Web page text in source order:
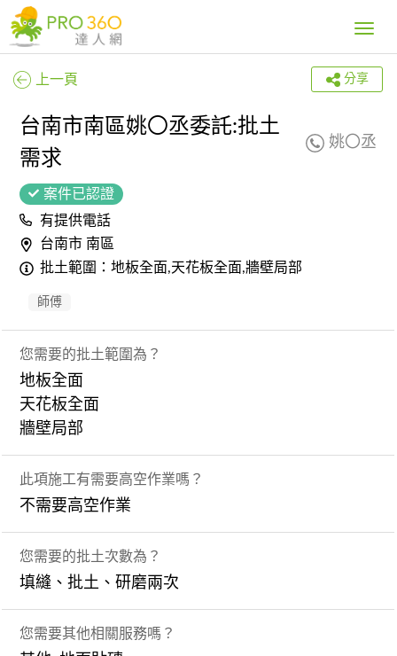
Toggle
上一頁 分享
台南市南區姚〇丞委託:批土
需求
姚〇丞
案件已認證
有提供電話
台南市 南區
批土範圍：地板全面,天花板全面,牆壁局部
師傅
您需要的批土範圍為？
地板全面
天花板全面
牆壁局部
此項施工有需要高空作業嗎？
不需要高空作業
您需要的批土次數為？
填縫、批土、研磨兩次
您需要其他相關服務嗎？